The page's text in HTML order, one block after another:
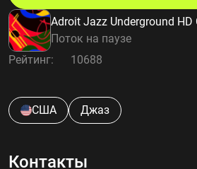
Добавить радиостанцию
Контакты
Adroit Jazz Underground HD
Поток на паузе
Рейтинг: 10688
США Джаз
Контакты